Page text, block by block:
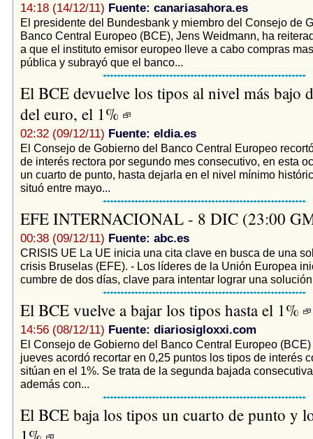
14:18 (14/12/11) Fuente: canariasahora.es
El presidente del Bundesbank y miembro del Consejo de
Banco Central Europeo (BCE), Jens Weidmann, ha
a que el instituto emisor europeo lleve a cabo compras
pública y subrayó que el banco...
El BCE devuelve los tipos al nivel más bajo
del euro, el 1%
02:32 (09/12/11) Fuente: eldia.es
El Consejo de Gobierno del Banco Central Europeo
de interés rectora por segundo mes consecutivo, en esta
un cuarto de punto, hasta dejarla en el nivel mínimo
situó entre mayo...
EFE INTERNACIONAL - 8 DIC (23:00
00:38 (09/12/11) Fuente: abc.es
CRISIS UE La UE inicia una cita clave en busca de una
crisis Bruselas (EFE). - Los líderes de la Unión Europea
cumbre de dos días, clave para intentar lograr una
El BCE vuelve a bajar los tipos hasta el 1%
14:56 (08/12/11) Fuente: diariosigloxxi.com
El Consejo de Gobierno del Banco Central Europeo
jueves acordó recortar en 0,25 puntos los tipos de interés
sitúan en el 1%. Se trata de la segunda bajada
además con...
El BCE baja los tipos un cuarto de punto y